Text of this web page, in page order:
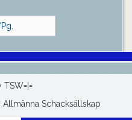
TSW=|=
Schacksällskap